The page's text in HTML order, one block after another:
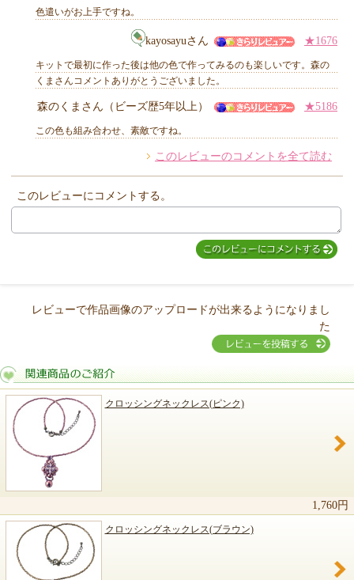
他のお客様からのコメント
色遣いがお上手ですね。
kayosayuさん ★1676
キットで最初に作った後は他の色で作ってみるのも楽しいです。森の
くまさんコメントありがとうございました。
森のくまさん（ビーズ歴5年以上） ★5186
この色も組み合わせ、素敵ですね。
このレビューのコメントを全て読む
このレビューにコメントする。
レビューで作品画像のアップロードが出来るようになりまし
た
クロッシングネックレス(ピンク)
1,760円
クロッシングネックレス(ブラウン)